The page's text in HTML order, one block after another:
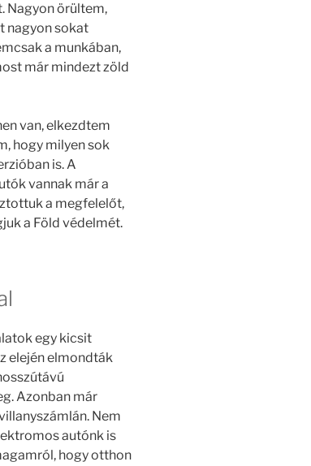
Nagyon örültem,
nagyon sokat
a munkában,
már mindezt zöld
van, elkezdtem
hogy milyen sok
is. A
vannak már a
a megfelelőt,
a Föld védelmét.
egy kicsit
elején elmondták
Azonban már
Nem
autónk is
hogy otthon